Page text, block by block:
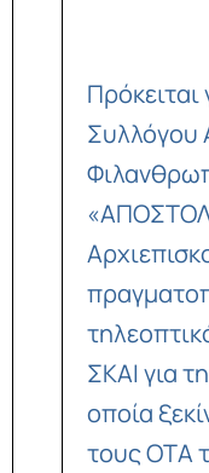
Πρόκειται
Συλλόγου
ΣΚΑΙ για
οποία
τους ΟΤΑ